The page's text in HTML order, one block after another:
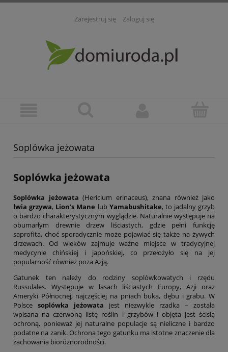
Zarejestruj się Zaloguj się
Soplówka jeżowata
Soplówka jeżowata
Soplówka jeżowata (Hericium erinaceus), znana również jako
lwia grzywa, Lion’s Mane lub Yamabushitake, to jadalny grzyb
o bardzo charakterystycznym wyglądzie. Naturalnie występuje na
obumarłym drewnie drzew liściastych, gdzie pełni funkcję
saprofita, choć sporadycznie może pojawiać się także na żywych
drzewach. Od wieków zajmuje ważne miejsce w tradycyjnej
medycynie chińskiej i japońskiej, co przełożyło się na jej
popularność również poza Azją.
Gatunek ten należy do rodziny soplówkowatych i rzędu
Russulales. Występuje w lasach liściastych Europy, Azji oraz
Ameryki Północnej, najczęściej na pniach buka, dębu i grabu. W
Polsce soplówka jeżowata jest niezwykle rzadka – została
wpisana na czerwoną listę roślin i grzybów i objęta jest ścisłą
ochroną, ponieważ jej naturalne populacje są nieliczne i bardzo
podatne na zanik. Ochrona tego gatunku ma istotne znaczenie dla
zachowania bioróżnorodności.